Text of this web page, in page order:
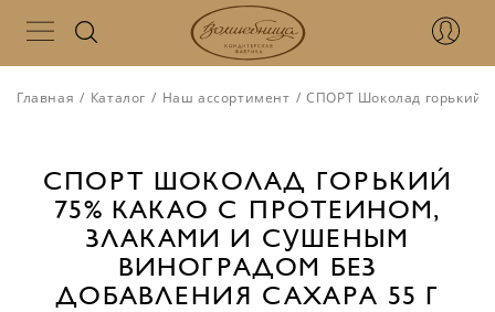
Главная / Каталог / Наш ассортимент / СПОРТ Шоколад горький
СПОРТ ШОКОЛАД ГОРЬКИЙ
75% КАКАО С ПРОТЕИНОМ,
ЗЛАКАМИ И СУШЕНЫМ
ВИНОГРАДОМ БЕЗ
ДОБАВЛЕНИЯ САХАРА 55 Г